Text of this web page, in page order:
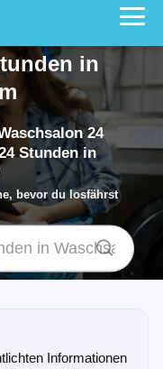
in
24
Stunden in
bevor du losfährst
Informationen